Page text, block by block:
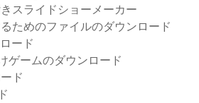
スライドショーメーカー
ためのファイルのダウンロード
ード
ゲームのダウンロード
ド